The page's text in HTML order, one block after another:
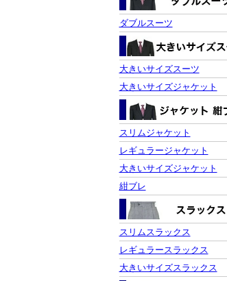
ダブルスーツ
大きいサイズスーツ
大きいサイズジャケット
スリムジャケット
レギュラージャケット
大きいサイズジャケット
紺ブレ
スリムスラックス
レギュラースラックス
大きいサイズスラックス